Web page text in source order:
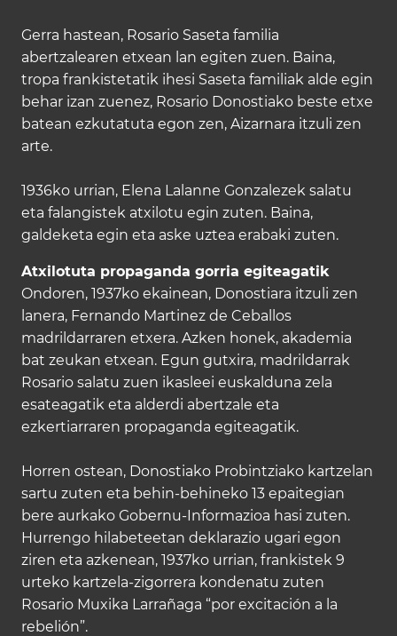
Gerra hastean, Rosario Saseta familia
abertzalearen etxean lan egiten zuen. Baina,
tropa frankistetatik ihesi Saseta familiak alde egin
behar izan zuenez, Rosario Donostiako beste etxe
batean ezkutatuta egon zen, Aizarnara itzuli zen
arte.
1936ko urrian, Elena Lalanne Gonzalezek salatu
eta falangistek atxilotu egin zuten. Baina,
galdeketa egin eta aske uztea erabaki zuten.
Atxilotuta propaganda gorria egiteagatik
Ondoren, 1937ko ekainean, Donostiara itzuli zen
lanera, Fernando Martinez de Ceballos
madrildarraren etxera. Azken honek, akademia
bat zeukan etxean. Egun gutxira, madrildarrak
Rosario salatu zuen ikasleei euskalduna zela
esateagatik eta alderdi abertzale eta
ezkertiarraren propaganda egiteagatik.
Horren ostean, Donostiako Probintziako kartzelan
sartu zuten eta behin-behineko 13 epaitegian
bere aurkako Gobernu-Informazioa hasi zuten.
Hurrengo hilabeteetan deklarazio ugari egon
ziren eta azkenean, 1937ko urrian, frankistek 9
urteko kartzela-zigorrera kondenatu zuten
Rosario Muxika Larrañaga “por excitación a la
rebelión”.